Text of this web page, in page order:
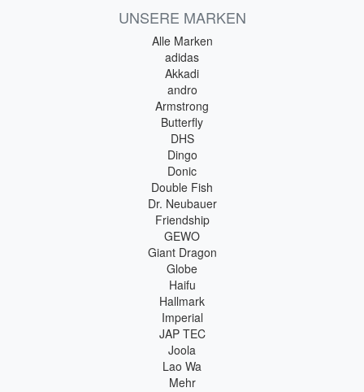
UNSERE MARKEN
Alle Marken
adidas
Akkadi
andro
Armstrong
Butterfly
DHS
Dingo
Donic
Double Fish
Dr. Neubauer
Friendship
GEWO
Giant Dragon
Globe
Haifu
Hallmark
Imperial
JAP TEC
Joola
Lao Wa
Mehr